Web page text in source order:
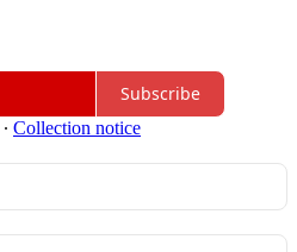
Subscribe
∙ Collection notice